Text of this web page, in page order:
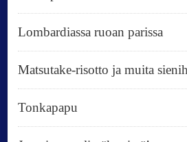
Lombardiassa ruoan parissa
Matsutake-risotto ja muita
Tonkapapu